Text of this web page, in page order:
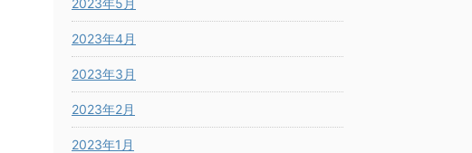
2023年5月
2023年4月
2023年3月
2023年2月
2023年1月